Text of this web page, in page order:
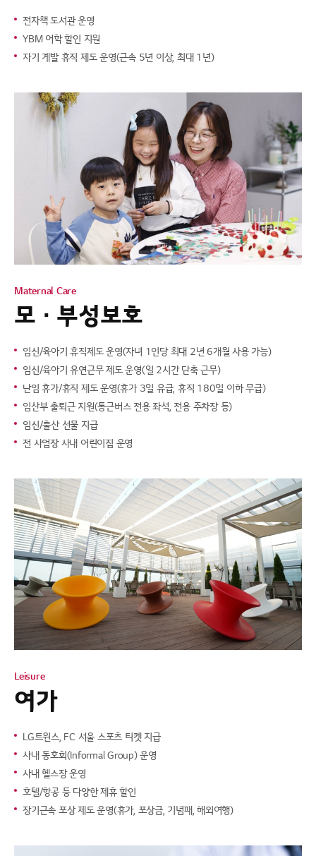
전자책 도서관 운영
YBM 어학 할인 지원
자기 계발 휴직 제도 운영(근속 5년 이상, 최대 1년)
Maternal Care
모 · 부성보호
임신/육아기 휴직제도 운영(자녀 1인당 최대 2년 6개월 사용 가능)
임신/육아기 유연근무 제도 운영(일 2시간 단축 근무)
난임 휴가/휴직 제도 운영(휴가 3일 유급, 휴직 180일 이하 무급)
임산부 출퇴근 지원(통근버스 전용 좌석, 전용 주차장 등)
임신/출산 선물 지급
전 사업장 사내 어린이집 운영
Leisure
여가
LG트윈스, FC 서울 스포츠 티켓 지급
사내 동호회(Informal Group) 운영
사내 헬스장 운영
호텔/항공 등 다양한 제휴 할인
장기근속 포상 제도 운영(휴가, 포상금, 기념패, 해외여행)